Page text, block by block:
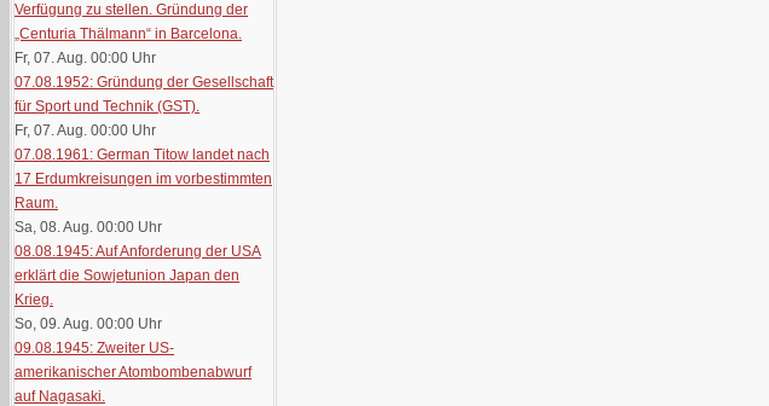
Verfügung zu stellen. Gründung der
„Centuria Thälmann“ in Barcelona.
Fr, 07. Aug. 00:00 Uhr
07.08.1952: Gründung der Gesellschaft
für Sport und Technik (GST).
Fr, 07. Aug. 00:00 Uhr
07.08.1961: German Titow landet nach
17 Erdumkreisungen im vorbestimmten
Raum.
Sa, 08. Aug. 00:00 Uhr
08.08.1945: Auf Anforderung der USA
erklärt die Sowjetunion Japan den
Krieg.
So, 09. Aug. 00:00 Uhr
09.08.1945: Zweiter US-
amerikanischer Atombombenabwurf
auf Nagasaki.